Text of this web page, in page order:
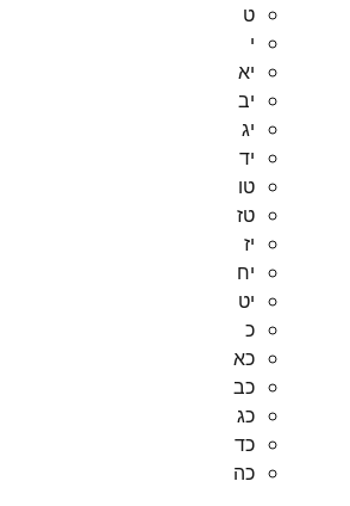
ט
י
יא
יב
יג
יד
טו
טז
יז
יח
יט
כ
כא
כב
כג
כד
כה